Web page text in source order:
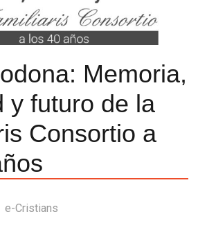
Memoria,
y futuro de la
Consortio a
e-Cristians